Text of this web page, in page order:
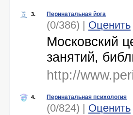
3. Перинатальная йога
(0/386) | Оценить
Московский
занятий,
http://
4. Перинатальная психология
(0/824) | Оценить